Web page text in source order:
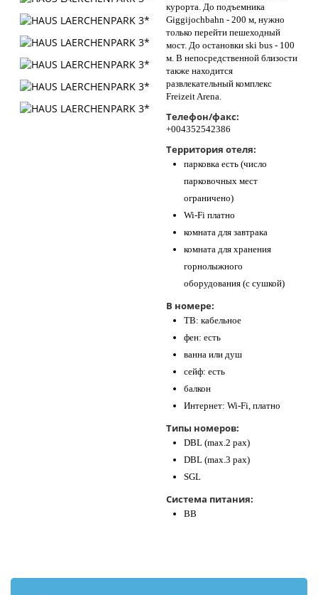
курорта. До подъемника
Giggijochbahn - 200 м, нужно
только перейти пешеходный
мост. До остановки ski bus - 100
м. В непосредственной близости
также находится
развлекательный комплекс
Freizeit Arena.
Телефон/факс:
+004352542386
Территория отеля:
парковка есть (число
парковочных мест
ограничено)
Wi-Fi платно
комната для завтрака
комната для хранения
горнолыжного
оборудования (с сушкой)
В номере:
ТВ: кабельное
фен: есть
ванна или душ
сейф: есть
балкон
Интернет: Wi-Fi, платно
Типы номеров:
DBL (max.2 pax)
DBL (max.3 pax)
SGL
Система питания:
BB